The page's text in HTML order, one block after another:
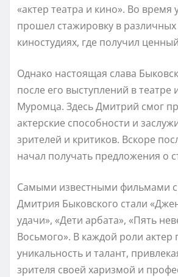
«актер театра и кино». Во
прошел стажировку в различных
киностудиях, где получил
Однако настоящая слава
после его выступлений в
Муромца. Здесь Дмитрий смог
актерские способности и
зрителей и критиков. Вскоре
начал получать предложения о
Самыми известными фильмами с
Дмитрия Быковского стали
удачи», «Дети арбата», «Пять
Восьмого». В каждой роли актер
уникальность и талант,
зрителя своей харизмой и